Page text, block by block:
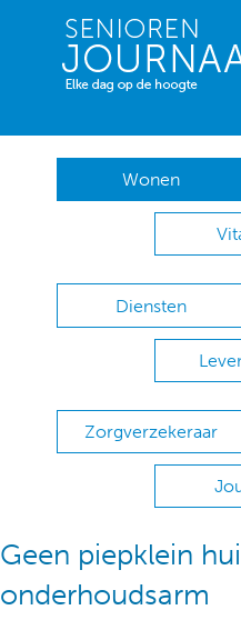
Wonen
Diensten
Zorgverzekeraar
Geen piepklein
onderhoudsarm